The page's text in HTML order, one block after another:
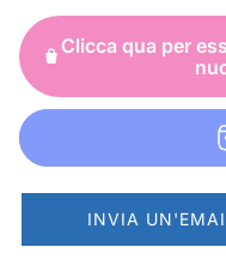
o
n
o
r
m
a
l
Clicca qua per
INVIA